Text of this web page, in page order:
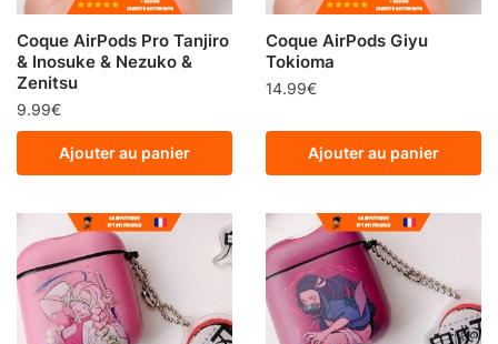
Coque AirPods Pro Tanjiro
& Inosuke & Nezuko &
Zenitsu
9.99€
Ajouter au panier
Coque AirPods Giyu
Tokioma
14.99€
Ajouter au panier